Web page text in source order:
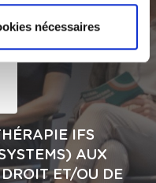
nécessaires
IFS
AUX
ET/OU DE